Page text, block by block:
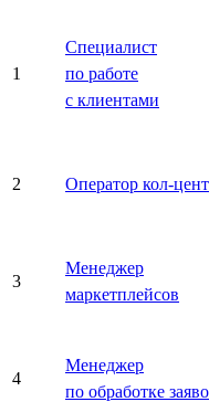
1
Специалист
по работе
с клиентами
2 Оператор кол-
3
Менеджер
маркетплейсов
4
Менеджер
по обработке